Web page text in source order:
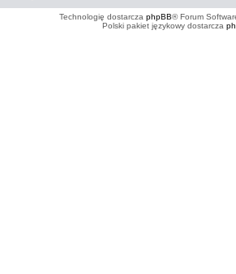
Technologię dostarcza phpBB® Forum
Polski pakiet językowy dostarcza